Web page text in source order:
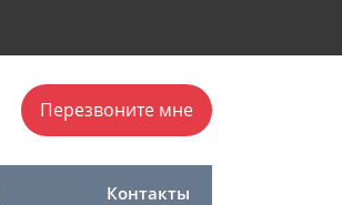
Перезвоните мне
Контакты